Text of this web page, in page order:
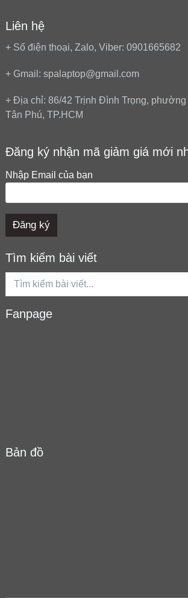
Liên hệ
+ Số điện thoại, Zalo, Viber: 0901665682
+ Gmail: spalaptop@gmail.com
+ Địa chỉ: 86/42 Trịnh Đình Trọng, phường
Tân Phú, TP.HCM
Đăng ký nhận mã giảm giá mới
Nhập Email của bạn
Tìm kiếm bài viết
Fanpage
Bản đồ